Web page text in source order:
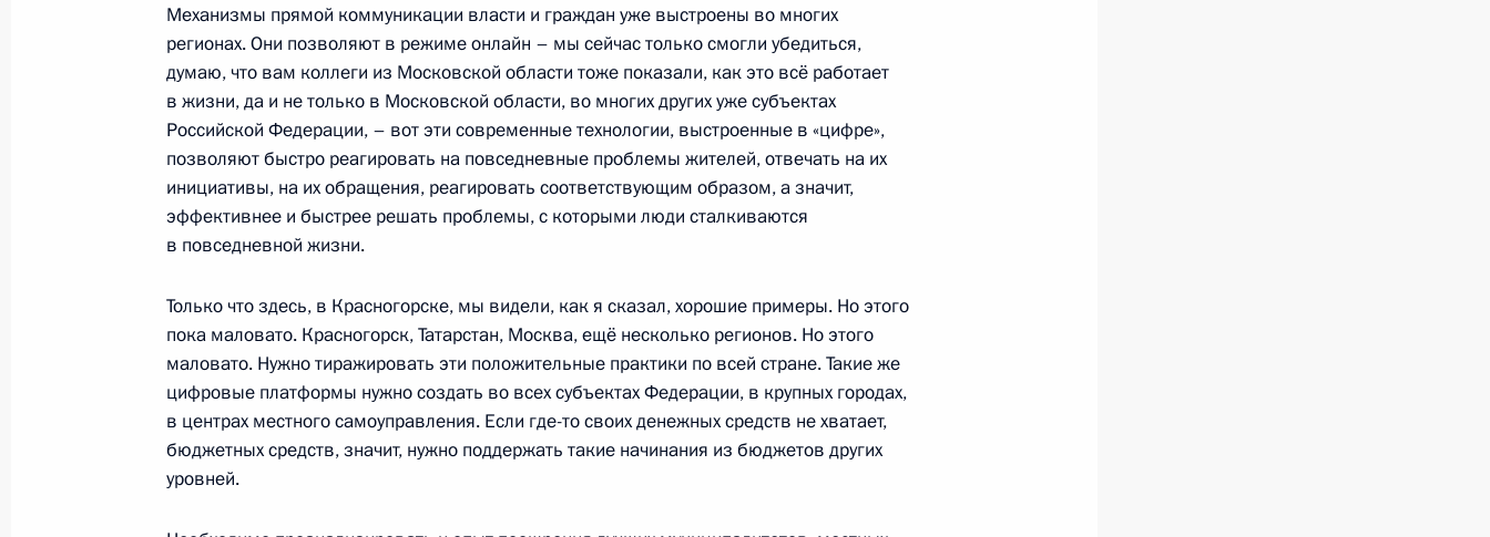
8 февраля 2020 года, суббота
Приветствие участникам, организаторам и гостям теннисного
турнира St Petersburg Ladies Trophy 2020
8 февраля 2020 года, 11:00
6 февраля 2020 года, четверг
и образованию
6 февраля 2020 года, 17:30
3 февраля 2020 года, понедельник
Механизмы прямой коммуникации власти и граждан уже выстроены во многих
регионах. Они позволяют в режиме онлайн – мы сейчас только смогли убедиться,
думаю, что вам коллеги из Московской области тоже показали, как это всё работает
в жизни, да и не только в Московской области, во многих других уже субъектах
Российской Федерации, – вот эти современные технологии, выстроенные в «цифре»,
позволяют быстро реагировать на повседневные проблемы жителей, отвечать на их
инициативы, на их обращения, реагировать соответствующим образом, а значит,
эффективнее и быстрее решать проблемы, с которыми люди сталкиваются
в повседневной жизни.
Только что здесь, в Красногорске, мы видели, как я сказал, хорошие примеры. Но этого
пока маловато. Красногорск, Татарстан, Москва, ещё несколько регионов. Но этого
маловато. Нужно тиражировать эти положительные практики по всей стране. Такие же
цифровые платформы нужно создать во всех субъектах Федерации, в крупных городах,
в центрах местного самоуправления. Если где-то своих денежных средств не хватает,
бюджетных средств, значит, нужно поддержать такие начинания из бюджетов других
уровней.